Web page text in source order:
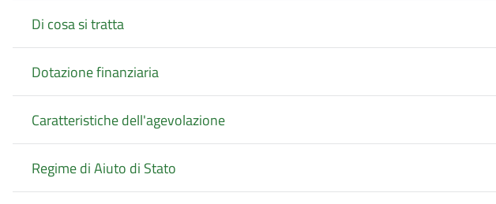
Di cosa si tratta
Dotazione finanziaria
Caratteristiche dell'agevolazione
Regime di Aiuto di Stato